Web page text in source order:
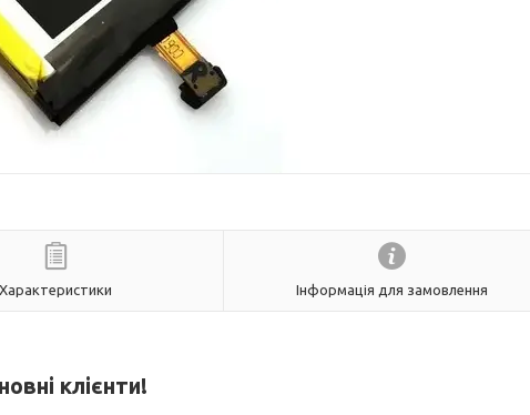
Характеристики Інформація для замовлення
клієнти!